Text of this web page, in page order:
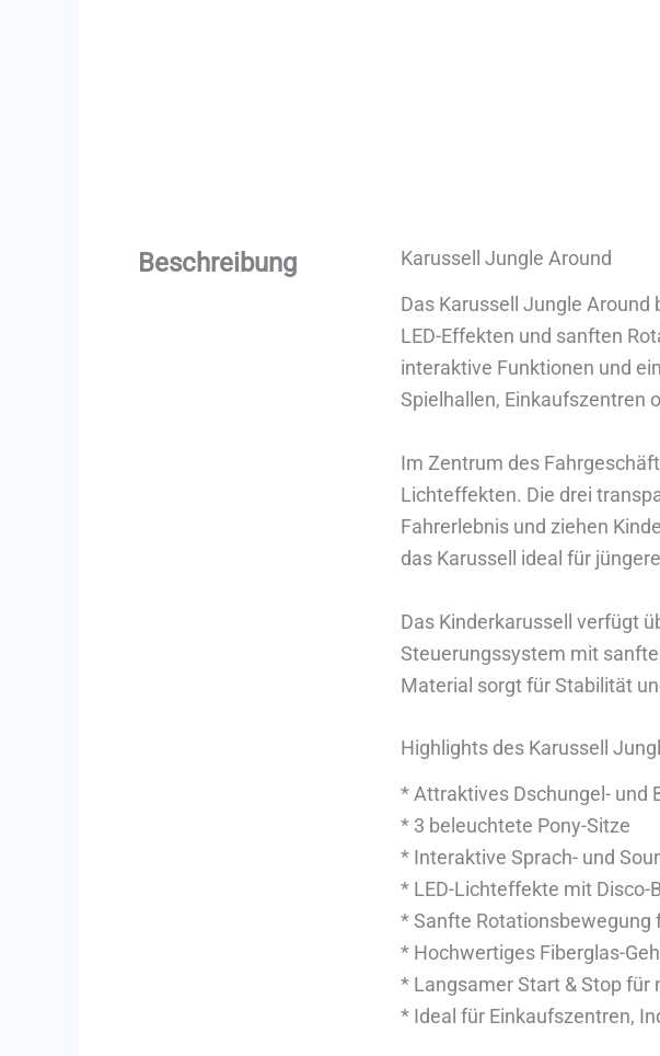
Beschreibung
Karussell Jungle Around
Das Karussell Jungle
LED-Effekten und sanften
interaktive Funktionen und
Spielhallen, Einkaufszentren
Im Zentrum des
Lichteffekten. Die drei
Fahrerlebnis und ziehen
das Karussell ideal für
Das Kinderkarussell verfügt
Steuerungssystem mit
Material sorgt für Stabilität
Highlights des Karussell
* Attraktives Dschungel- und
* 3 beleuchtete Pony-Sitze
* Interaktive Sprach- und
* LED-Lichteffekte mit Disco-
* Sanfte Rotationsbewegung
* Hochwertiges Fiberglas-
* Langsamer Start & Stop für
* Ideal für Einkaufszentren,